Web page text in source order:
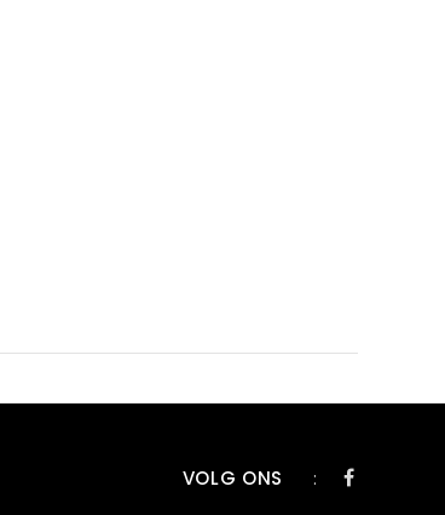
VOLG ONS :